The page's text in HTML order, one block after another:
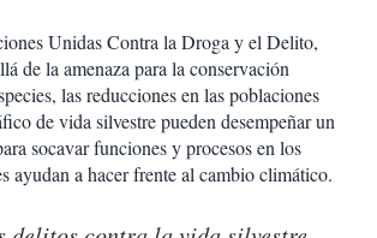
Unidas Contra la Droga y el Delito,
de la amenaza para la conservación
las reducciones en las poblaciones
de vida silvestre pueden desempeñar un
socavar funciones y procesos en los
ayudan a hacer frente al cambio climático.